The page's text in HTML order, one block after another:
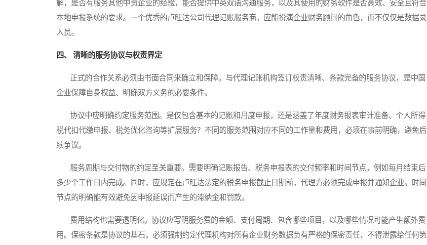
解，是否有服务其他中资企业的经验，能否提供中英双语沟通服务，以及其使用的财务软件是否高效、安全且符合
本地申报系统的要求。一个优秀的卢旺达公司代理记账服务商，应能扮演企业财务顾问的角色，而不仅仅是数据录
入员。
四、 清晰的服务协议与权责界定
正式的合作关系必须由书面合同来确立和保障。与代理记账机构签订权责清晰、条款完备的服务协议，是中国
企业保障自身权益、明确双方义务的必要条件。
协议中应明确约定服务范围。是仅包含基本的记账和月度申报，还是涵盖了年度财务报表审计准备、个人所得
税代扣代缴申报、税务优化咨询等扩展服务？不同的服务范围对应不同的工作量和费用，必须在事前明确，避免后
续争议。
服务周期与交付物的约定至关重要。需要明确记账报告、税务申报表的交付频率和时间节点，例如每月结束后
多少个工作日内完成。同时，应规定在卢旺达法定的税务申报截止日期前，代理方必须完成申报并通知企业。时间
节点的明确能有效避免因申报延误而产生的滞纳金和罚款。
费用结构也需要透明化。协议应写明服务费的金额、支付周期、包含哪些项目，以及哪些情况可能产生额外费
用。保密条款是协议的基石，必须强制约定代理机构对所有企业财务数据负有严格的保密责任，不得泄露给任何第